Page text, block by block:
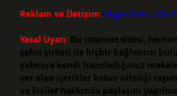
Reklam ve İletişim:Skype:
Yasal Uyarı: Bu internet sitesi,
şahıs şirketi ile hiçbir bağlantısı
yalnızca kendi hazırladığımız
yer alan içerikler haber niteliği
ve kişiler hakkında paylaşım